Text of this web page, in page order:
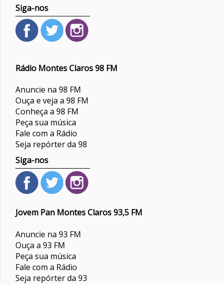
Siga-nos
Rádio Montes Claros 98 FM
Anuncie na 98 FM
Ouça e veja a 98 FM
Conheça a 98 FM
Peça sua música
Fale com a Rádio
Seja repórter da 98
Siga-nos
Jovem Pan Montes Claros 93,5 FM
Anuncie na 93 FM
Ouça a 93 FM
Peça sua música
Fale com a Rádio
Seja repórter da 93